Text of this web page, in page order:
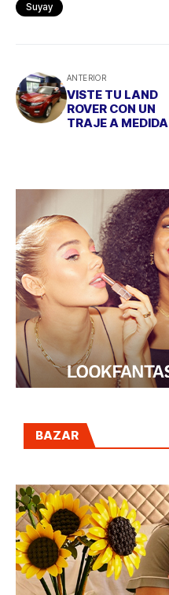
Suyay
ANTERIOR
VISTE TU LAND
ROVER CON UN
TRAJE A MEDIDA
BAZAR